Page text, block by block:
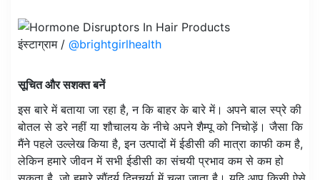
इंस्टाग्राम / @brightgirlhealth
सूचित और सशक्त बनें
इस बारे में बताया जा रहा है, न कि बाहर के बारे में। अपने बाल स्प्रे की
बोतल से डरे नहीं या शौचालय के नीचे अपने शैम्पू को निचोड़ें। जैसा कि
मैंने पहले उल्लेख किया है, इन उत्पादों में ईडीसी की मात्रा काफी कम है,
लेकिन हमारे जीवन में सभी ईडीसी का संचयी प्रभाव कम से कम हो